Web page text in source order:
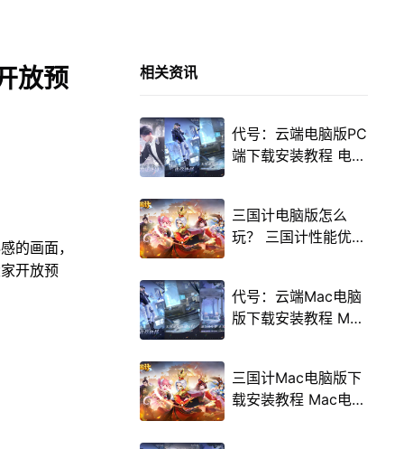
放预
的画面，
开放预
相关资讯
代号：云端电脑版PC
端下载安装教程 电脑
三国计电脑版怎么
玩？ 三国计性能优化
程
代号：云端Mac电脑
版下载安装教程 Mac
三国计Mac电脑版下
载安装教程 Mac电脑